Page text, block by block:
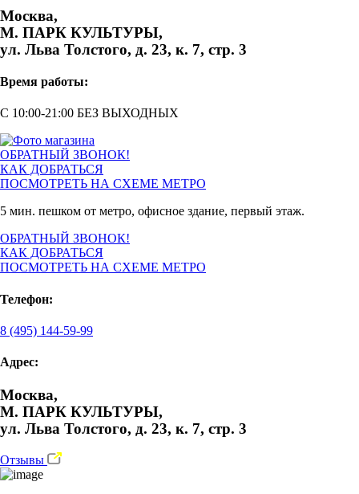
Москва,
М. ПАРК КУЛЬТУРЫ,
ул. Льва Толстого, д. 23, к. 7, стр. 3
Время работы:
С 10:00-21:00 БЕЗ ВЫХОДНЫХ
ОБРАТНЫЙ ЗВОНОК!
КАК ДОБРАТЬСЯ
ПОСМОТРЕТЬ НА СХЕМЕ МЕТРО
5 мин. пешком от метро, офисное здание, первый этаж.
ОБРАТНЫЙ ЗВОНОК!
КАК ДОБРАТЬСЯ
ПОСМОТРЕТЬ НА СХЕМЕ МЕТРО
Телефон:
8 (495) 144-59-99
Адрес:
Москва,
М. ПАРК КУЛЬТУРЫ,
ул. Льва Толстого, д. 23, к. 7, стр. 3
Отзывы